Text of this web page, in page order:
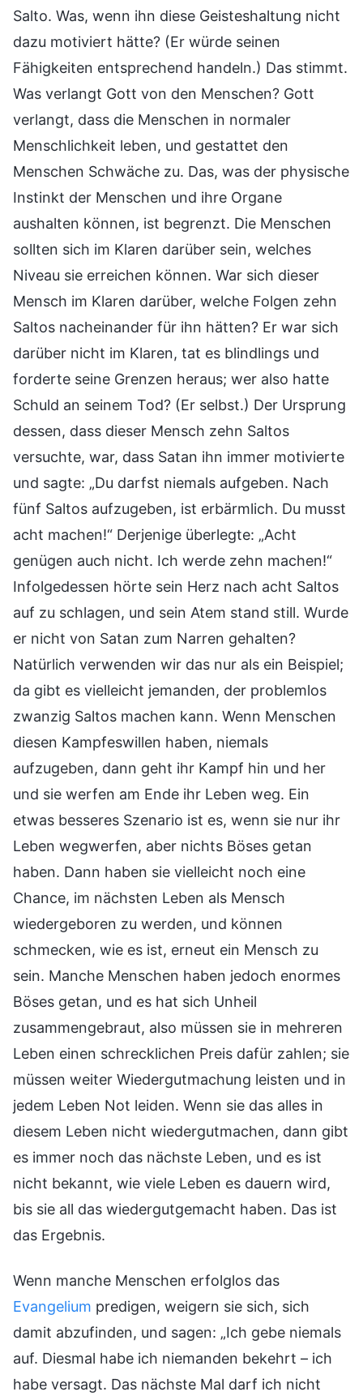
Salto. Was, wenn ihn diese Geisteshaltung nicht
dazu motiviert hätte? (Er würde seinen
Fähigkeiten entsprechend handeln.) Das stimmt.
Was verlangt Gott von den Menschen? Gott
verlangt, dass die Menschen in normaler
Menschlichkeit leben, und gestattet den
Menschen Schwäche zu. Das, was der physische
Instinkt der Menschen und ihre Organe
aushalten können, ist begrenzt. Die Menschen
sollten sich im Klaren darüber sein, welches
Niveau sie erreichen können. War sich dieser
Mensch im Klaren darüber, welche Folgen zehn
Saltos nacheinander für ihn hätten? Er war sich
darüber nicht im Klaren, tat es blindlings und
forderte seine Grenzen heraus; wer also hatte
Schuld an seinem Tod? (Er selbst.) Der Ursprung
dessen, dass dieser Mensch zehn Saltos
versuchte, war, dass Satan ihn immer motivierte
und sagte: „Du darfst niemals aufgeben. Nach
fünf Saltos aufzugeben, ist erbärmlich. Du musst
acht machen!“ Derjenige überlegte: „Acht
genügen auch nicht. Ich werde zehn machen!“
Infolgedessen hörte sein Herz nach acht Saltos
auf zu schlagen, und sein Atem stand still. Wurde
er nicht von Satan zum Narren gehalten?
Natürlich verwenden wir das nur als ein Beispiel;
da gibt es vielleicht jemanden, der problemlos
zwanzig Saltos machen kann. Wenn Menschen
diesen Kampfeswillen haben, niemals
aufzugeben, dann geht ihr Kampf hin und her
und sie werfen am Ende ihr Leben weg. Ein
etwas besseres Szenario ist es, wenn sie nur ihr
Leben wegwerfen, aber nichts Böses getan
haben. Dann haben sie vielleicht noch eine
Chance, im nächsten Leben als Mensch
wiedergeboren zu werden, und können
schmecken, wie es ist, erneut ein Mensch zu
sein. Manche Menschen haben jedoch enormes
Böses getan, und es hat sich Unheil
zusammengebraut, also müssen sie in mehreren
Leben einen schrecklichen Preis dafür zahlen; sie
müssen weiter Wiedergutmachung leisten und in
jedem Leben Not leiden. Wenn sie das alles in
diesem Leben nicht wiedergutmachen, dann gibt
es immer noch das nächste Leben, und es ist
nicht bekannt, wie viele Leben es dauern wird,
bis sie all das wiedergutgemacht haben. Das ist
das Ergebnis.
Wenn manche Menschen erfolglos das
Evangelium predigen, weigern sie sich, sich
damit abzufinden, und sagen: „Ich gebe niemals
auf. Diesmal habe ich niemanden bekehrt – ich
habe versagt. Das nächste Mal darf ich nicht